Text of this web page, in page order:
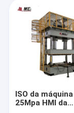
ISO da máquina
25Mpa HMI da